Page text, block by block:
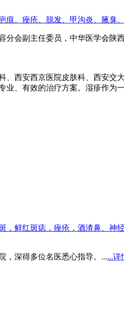
、痤疮、脱发、甲沟炎、腋臭
分会副主任委员，中华医学会陕
、西安西京医院皮肤科、西安
业、有效的治疗方案。湿疹作为
，鲜红斑痣，痤疮，酒渣鼻、
，深得多位名医悉心指导。......详